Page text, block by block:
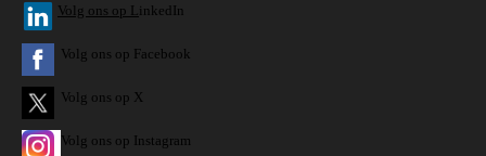
Volg ons op L inkedIn
Volg ons op Facebook
Volg ons op X
Volg ons op Instagram